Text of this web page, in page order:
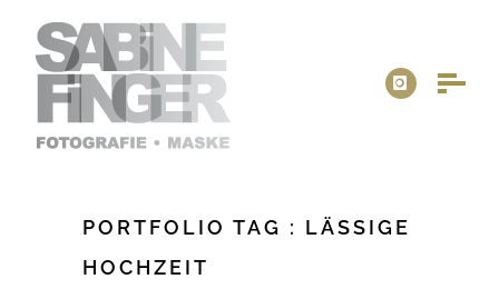
PORTFOLIO TAG : LÄSSIGE
HOCHZEIT